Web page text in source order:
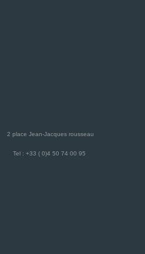
2 place Jean-Jacques rousseau
Tel : +33 ( 0)4 50 74 00 95